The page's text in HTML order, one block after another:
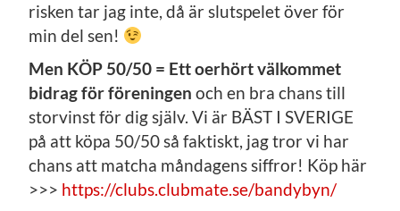
risken tar jag inte, då är slutspelet över för
min del sen!
Men KÖP 50/50 = Ett oerhört välkommet
bidrag för föreningen och en bra chans till
storvinst för dig själv. Vi är BÄST I SVERIGE
på att köpa 50/50 så faktiskt, jag tror vi har
chans att matcha måndagens siffror! Köp här
>>> https://clubs.clubmate.se/bandybyn/